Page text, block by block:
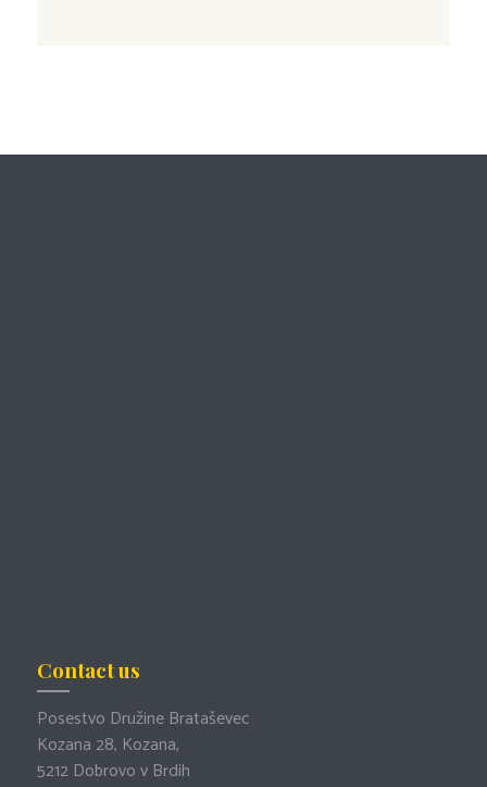
Contact us
Posestvo Družine Brataševec
Kozana 28, Kozana,
5212 Dobrovo v Brdih